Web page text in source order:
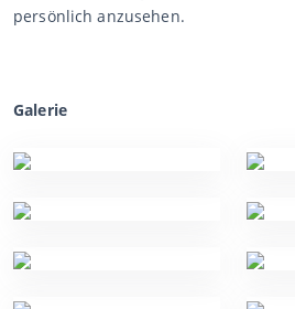
persönlich anzusehen.
Galerie